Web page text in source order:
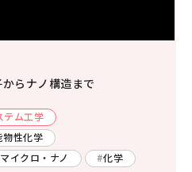
らナノ構造まで
テム工学
物性化学
マイクロ・ナノ
化学